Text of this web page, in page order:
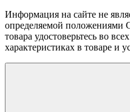
Информация на сайте не
определяемой
товара удостоверьтесь во
характеристиках в товаре и